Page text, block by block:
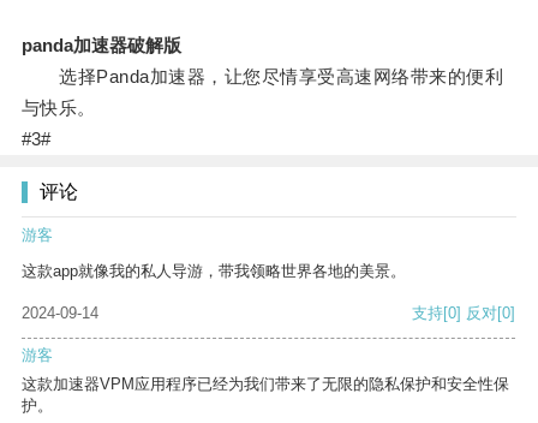
panda加速器破解版
选择Panda加速器，让您尽情享受高速网络带来的便利
与快乐。
#3#
评论
游客
这款app就像我的私人导游，带我领略世界各地的美景。
2024-09-14 支持[0] 反对[0]
游客
这款加速器VPM应用程序已经为我们带来了无限的隐私保护和安全性保
护。